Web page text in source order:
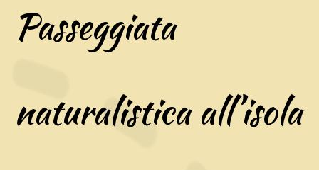
Passeggiata
naturalistica all’isola